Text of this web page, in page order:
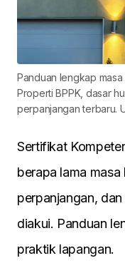
Panduan lengkap
Properti BPPK, dasar
perpanjangan terbaru.
Sertifikat
berapa lama
perpanjangan,
diakui. Panduan
praktik lapangan.